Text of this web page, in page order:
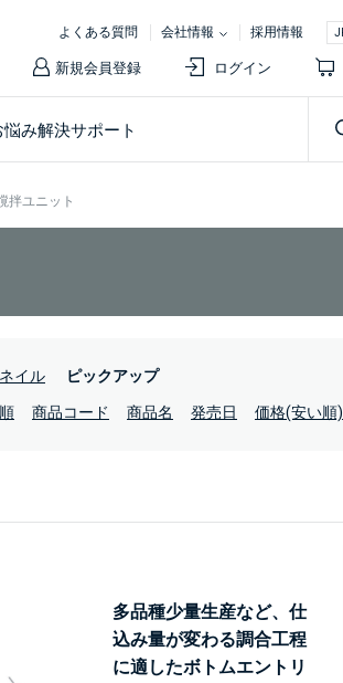
よくある質問 会社情報 採用情報
新規会員登録 ログイン
悩み解決サポート
拌ユニット
イル ピックアップ
商品コード 商品名 発売日 価格(安い順)
多品種少量生産など、仕
込み量が変わる調合工程
に適したボトムエントリ